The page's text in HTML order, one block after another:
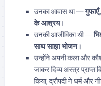
उनका आवास था —
के आश्रय।
उनकी आजीविका थी —
साथ साझा भोजन।
उन्होंने अपनी कला और
जाकर दिव्य अस्त्र प्राप्त
किया, द्रौपदी ने धर्म और